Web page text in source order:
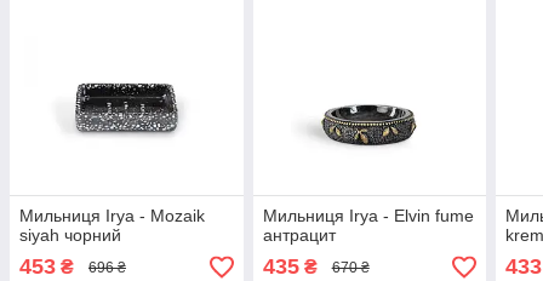
Мильниця Irya - Mozaik
siyah чорний
453 ₴ 696 ₴
Мильниця Irya - Elvin fume
антрацит
435₴ 670 ₴ 433